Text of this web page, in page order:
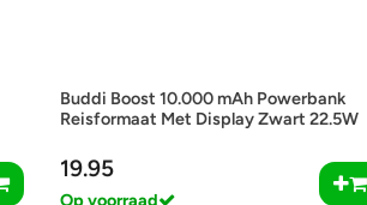
Buddi Boost 10.000 mAh Powerbank
Reisformaat Met Display Zwart 22.5W
19.95
Op voorraad